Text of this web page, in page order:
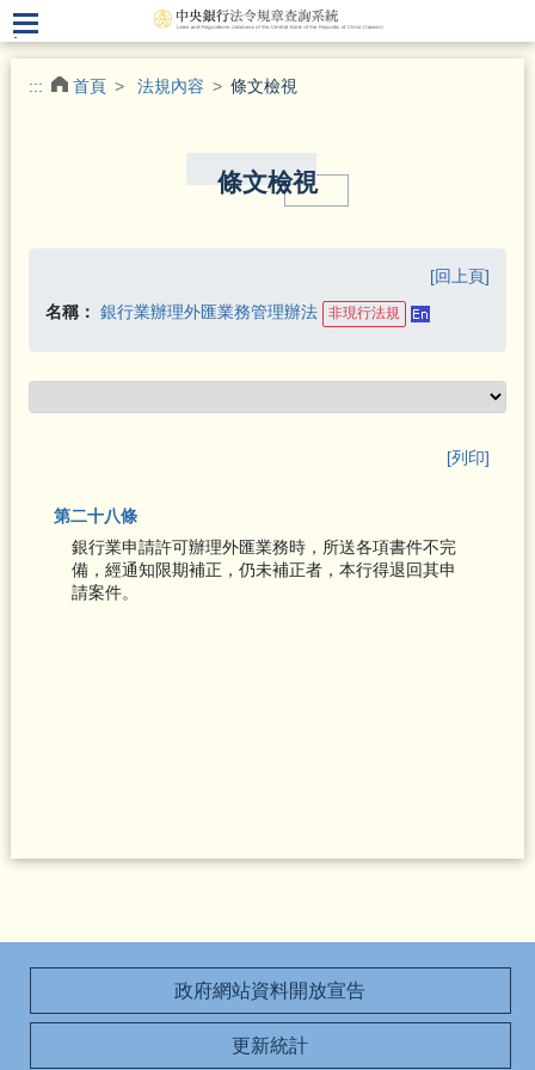
.
::: 首頁 法規內容 條文檢視
條文檢視
[回上頁]
名稱： 銀行業辦理外匯業務管理辦法 非現行法規
[列印]
第二十八條
銀行業申請許可辦理外匯業務時，所送各項書件不完
備，經通知限期補正，仍未補正者，本行得退回其申
請案件。
政府網站資料開放宣告
更新統計